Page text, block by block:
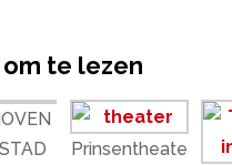
te lezen
Prinsentheate